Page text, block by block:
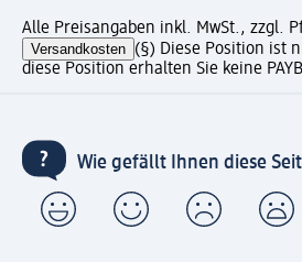
Alle Preisangaben inkl. MwSt., zzgl.
Versandkosten (§) Diese Position ist
diese Position erhalten Sie keine
Wie gefällt Ihnen diese